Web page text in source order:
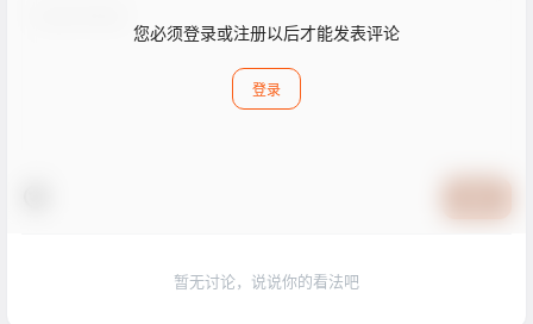
您必须登录或注册以后才能发表评论
登录
暂无讨论，说说你的看法吧